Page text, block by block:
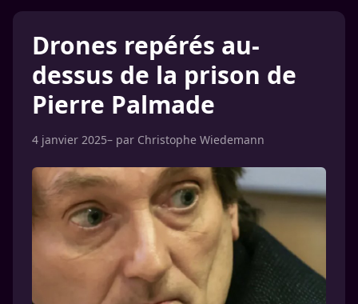
Drones repérés au-
dessus de la prison de
Pierre Palmade
4 janvier 2025– par Christophe Wiedemann